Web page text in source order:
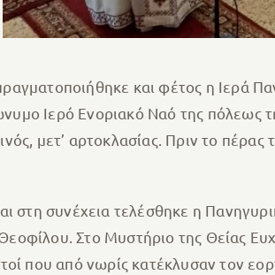
και φέτος η Ιερά
Ιερό Ενοριακό Ναό της πόλεως
μετ’ αρτοκλασίας. Πριν το πέρας
συνέχεια τελέσθηκε η
Στο Μυστήριο της Θείας
που από νωρίς κατέκλυσαν τον